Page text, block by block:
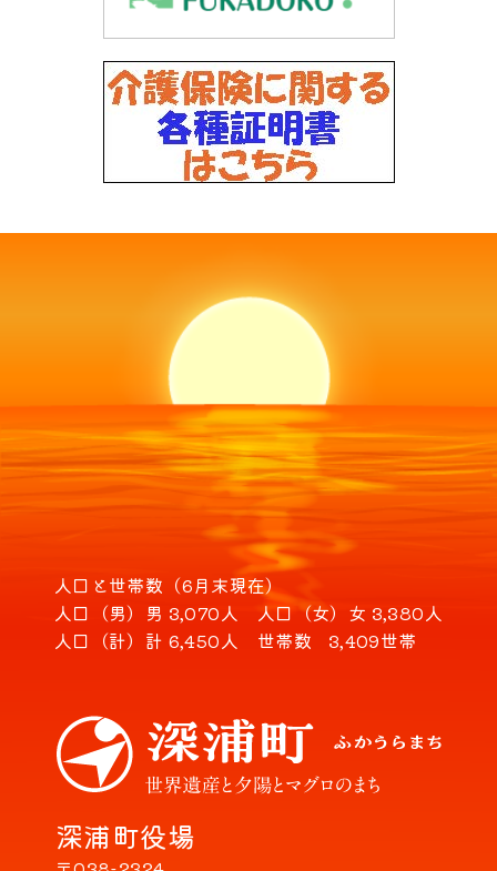
深浦町役場
人口と世帯数（6月末現在）
人口（男） 男 3,070人 人口（女） 女 3,380人
人口（計） 計 6,450人 世帯数 3,409世帯